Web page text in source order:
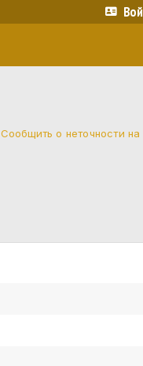
Сообщить о неточности на